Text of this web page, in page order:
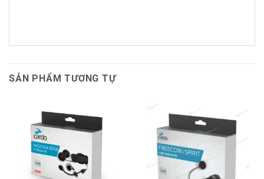
SẢN PHẨM TƯƠNG TỰ